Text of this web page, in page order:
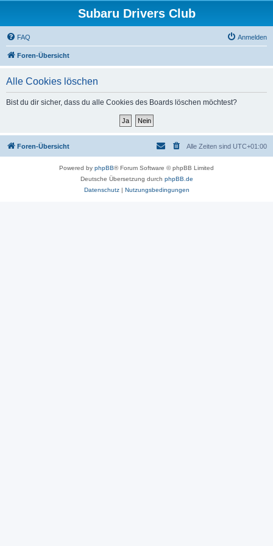
Subaru Drivers Club
FAQ Anmelden
Foren-Übersicht
Alle Cookies löschen
Bist du dir sicher, dass du alle Cookies des Boards löschen möchtest?
Foren-Übersicht Alle Zeiten sind UTC+01:00
Powered by phpBB® Forum Software © phpBB Limited
Deutsche Übersetzung durch phpBB.de
Datenschutz| Nutzungsbedingungen